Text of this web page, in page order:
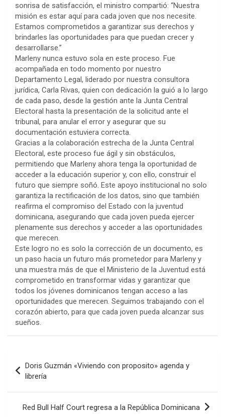
sonrisa de satisfacción, el ministro compartió: “Nuestra
misión es estar aquí para cada joven que nos necesite.
Estamos comprometidos a garantizar sus derechos y
brindarles las oportunidades para que puedan crecer y
desarrollarse.”
Marleny nunca estuvo sola en este proceso. Fue
acompañada en todo momento por nuestro
Departamento Legal, liderado por nuestra consultora
jurídica, Carla Rivas, quien con dedicación la guió a lo largo
de cada paso, desde la gestión ante la Junta Central
Electoral hasta la presentación de la solicitud ante el
tribunal, para anular el error y asegurar que su
documentación estuviera correcta.
Gracias a la colaboración estrecha de la Junta Central
Electoral, este proceso fue ágil y sin obstáculos,
permitiendo que Marleny ahora tenga la oportunidad de
acceder a la educación superior y, con ello, construir el
futuro que siempre soñó. Este apoyo institucional no solo
garantiza la rectificación de los datos, sino que también
reafirma el compromiso del Estado con la juventud
dominicana, asegurando que cada joven pueda ejercer
plenamente sus derechos y acceder a las oportunidades
que merecen.
Este logro no es solo la corrección de un documento, es
un paso hacia un futuro más prometedor para Marleny y
una muestra más de que el Ministerio de la Juventud está
comprometido en transformar vidas y garantizar que
todos los jóvenes dominicanos tengan acceso a las
oportunidades que merecen. Seguimos trabajando con el
corazón abierto, para que cada joven pueda alcanzar sus
sueños.
de
entradas
Doris Guzmán «Viviendo con proposito» agenda y
librería
Red Bull Half Court regresa a la República Dominicana